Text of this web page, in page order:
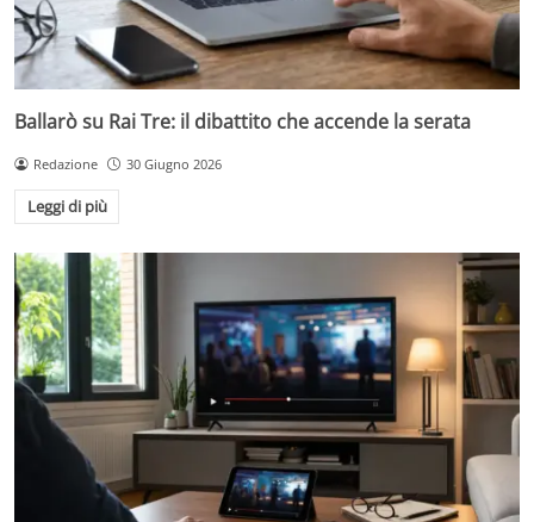
Ballarò su Rai Tre: il dibattito che accende la serata
Redazione 30 Giugno 2026
Leggi di più